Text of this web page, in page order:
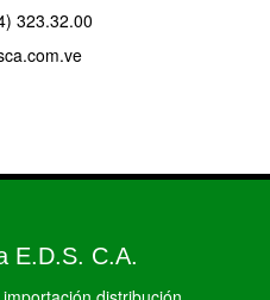
323.32.00
E.D.S. C.A.